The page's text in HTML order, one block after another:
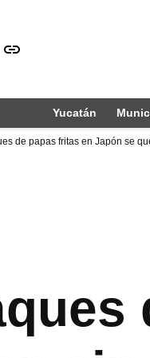
issuu
Yucatán
de papas fritas en Japón se